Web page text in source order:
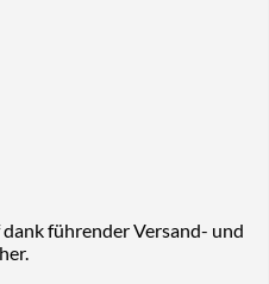
führender Versand- und